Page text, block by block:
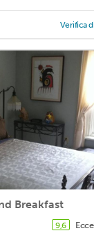
Verifica
Breakfast
9,6